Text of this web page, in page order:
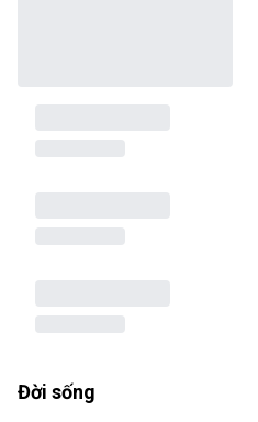
Đời sống